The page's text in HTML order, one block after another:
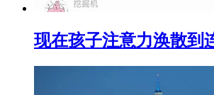
现在孩子注意力涣散到